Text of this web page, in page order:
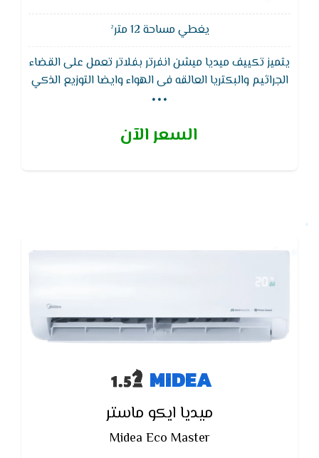
يغطي مساحة 12 متر²
يتميز تكييف ميديا ميشن انفرتر بفلاتر تعمل على القضاء
الجراثيم والبكتريا العالقه فى الهواء وايضا التوزيع الذكي
وهو ان يقوم بتوزيع الهواء بشكل مستمر علي وضع
...
السعر الآن
MIDEA
ميديا ايكو ماستر
Midea Eco Master